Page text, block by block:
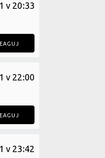
v 20:33
v 22:00
v 23:42